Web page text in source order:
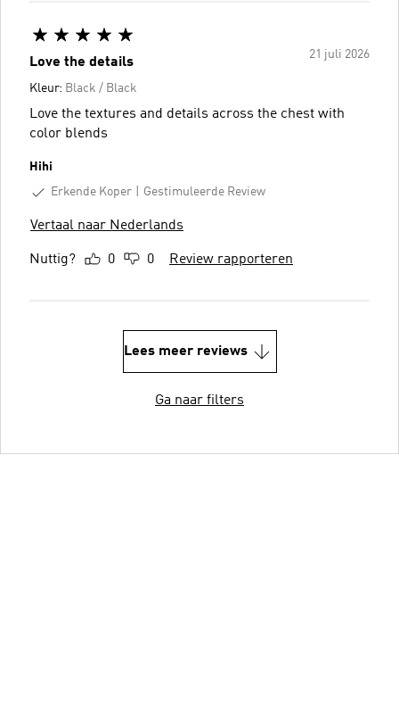
21 juli 2026
Love the details
Kleur: Black / Black
Love the textures and details across the chest with
color blends
Hihi
Erkende Koper
Gestimuleerde Review
Vertaal naar Nederlands
Nuttig? 0 0 Review rapporteren
Lees meer reviews
Ga naar filters